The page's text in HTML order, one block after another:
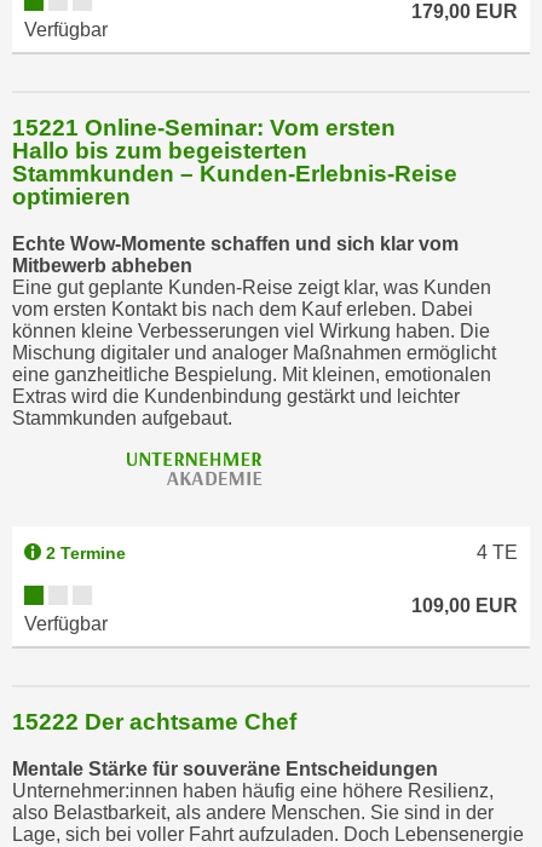
Verfügbar
179,00 EUR
15221 Online-Seminar: Vom ersten
Hallo bis zum begeisterten
Stammkunden – Kunden-Erlebnis-Reise
optimieren
Echte Wow-Momente schaffen und sich klar vom
Mitbewerb abheben
Eine gut geplante Kunden-Reise zeigt klar, was Kunden
vom ersten Kontakt bis nach dem Kauf erleben. Dabei
können kleine Verbesserungen viel Wirkung haben. Die
Mischung digitaler und analoger Maßnahmen ermöglicht
eine ganzheitliche Bespielung. Mit kleinen, emotionalen
Extras wird die Kundenbindung gestärkt und leichter
Stammkunden aufgebaut.
2 Termine 4 TE
Verfügbar
109,00 EUR
15222 Der achtsame Chef
Mentale Stärke für souveräne Entscheidungen
Unternehmer:innen haben häufig eine höhere Resilienz,
also Belastbarkeit, als andere Menschen. Sie sind in der
Lage, sich bei voller Fahrt aufzuladen. Doch Lebensenergie